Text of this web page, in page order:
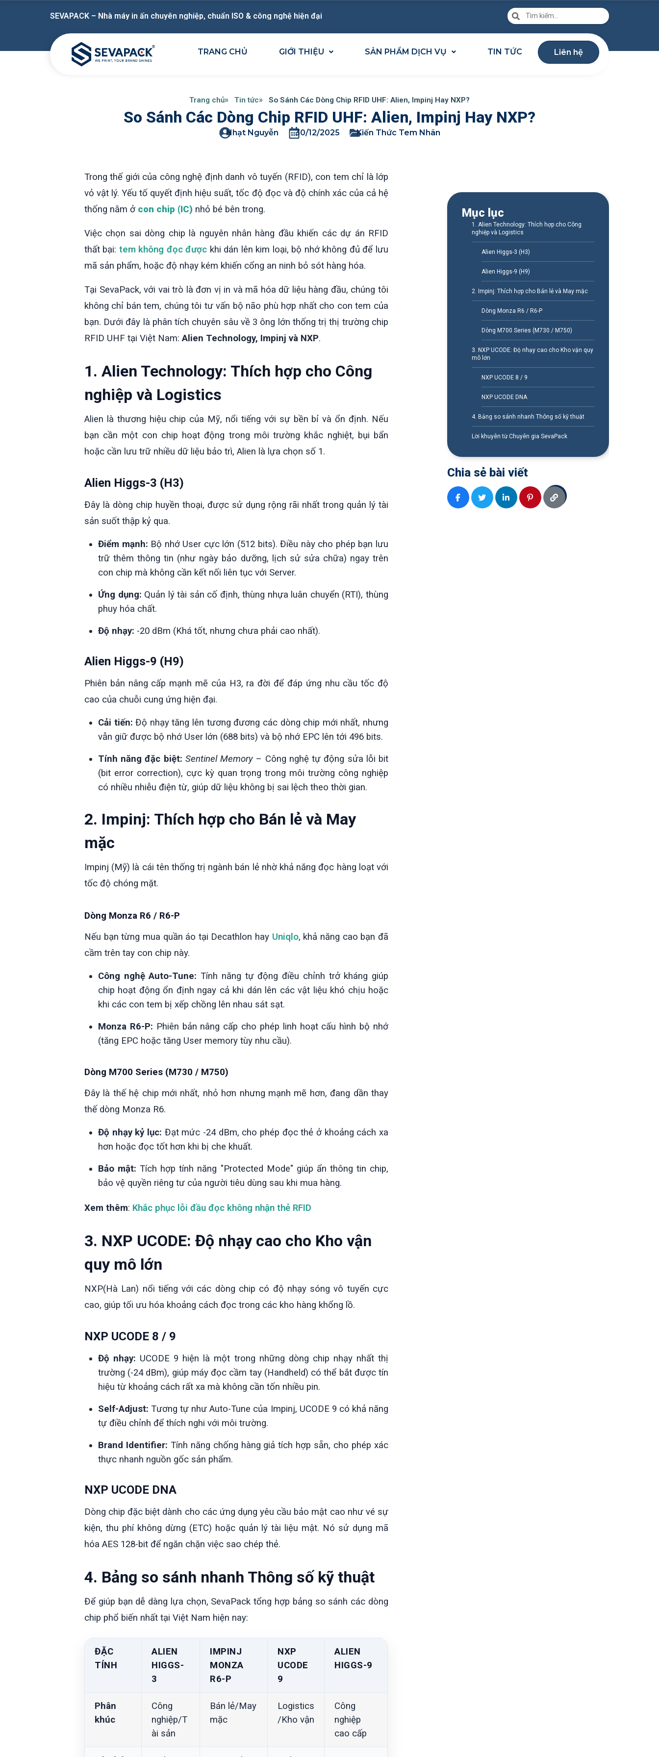
SEVAPACK – Nhà máy in ấn chuyên nghiệp, chuẩn ISO & công nghệ hiện đại
TRANG CHỦ GIỚI THIỆU SẢN PHẨM DỊCH VỤ TIN TỨC Liên hệ
Trang chủ Tin tức So Sánh Các Dòng Chip RFID UHF: Alien, Impinj Hay NXP?
So Sánh Các Dòng Chip RFID UHF: Alien, Impinj Hay NXP?
Nhạt Nguyễn 30/12/2025 Kiến Thức Tem Nhãn
Trong thế giới của công nghệ định danh vô tuyến (RFID), con tem chỉ là lớp
vỏ vật lý. Yếu tố quyết định hiệu suất, tốc độ đọc và độ chính xác của cả hệ
thống nằm ở con chip (IC) nhỏ bé bên trong.
Việc chọn sai dòng chip là nguyên nhân hàng đầu khiến các dự án RFID
thất bại: tem không đọc được khi dán lên kim loại, bộ nhớ không đủ để lưu
mã sản phẩm, hoặc độ nhạy kém khiến cổng an ninh bỏ sót hàng hóa.
Tại SevaPack, với vai trò là đơn vị in và mã hóa dữ liệu hàng đầu, chúng tôi
không chỉ bán tem, chúng tôi tư vấn bộ não phù hợp nhất cho con tem của
bạn. Dưới đây là phân tích chuyên sâu về 3 ông lớn thống trị thị trường chip
RFID UHF tại Việt Nam:Alien Technology, Impinj và NXP.
1. Alien Technology: Thích hợp cho Công
nghiệp và Logistics
Alien là thương hiệu chip của Mỹ, nổi tiếng với sự bền bỉ và ổn định. Nếu
bạn cần một con chip hoạt động trong môi trường khắc nghiệt, bụi bẩn
hoặc cần lưu trữ nhiều dữ liệu bảo trì, Alien là lựa chọn số 1.
Alien Higgs-3 (H3)
Đây là dòng chip huyền thoại, được sử dụng rộng rãi nhất trong quản lý tài
sản suốt thập kỷ qua.
Điểm mạnh: Bộ nhớ User cực lớn (512 bits). Điều này cho phép bạn lưu
trữ thêm thông tin (như ngày bảo dưỡng, lịch sử sửa chữa) ngay trên
con chip mà không cần kết nối liên tục với Server.
Ứng dụng: Quản lý tài sản cố định, thùng nhựa luân chuyển (RTI), thùng
phuy hóa chất.
Độ nhạy: -20 dBm (Khá tốt, nhưng chưa phải cao nhất).
Alien Higgs-9 (H9)
Phiên bản nâng cấp mạnh mẽ của H3, ra đời để đáp ứng nhu cầu tốc độ
cao của chuỗi cung ứng hiện đại.
Cải tiến: Độ nhạy tăng lên tương đương các dòng chip mới nhất, nhưng
vẫn giữ được bộ nhớ User lớn (688 bits) và bộ nhớ EPC lên tới 496 bits.
Tính năng đặc biệt: Sentinel Memory – Công nghệ tự động sửa lỗi bit
(bit error correction), cực kỳ quan trọng trong môi trường công nghiệp
có nhiều nhiễu điện từ, giúp dữ liệu không bị sai lệch theo thời gian.
2. Impinj: Thích hợp cho Bán lẻ và May
mặc
Impinj (Mỹ) là cái tên thống trị ngành bán lẻ nhờ khả năng đọc hàng loạt với
tốc độ chóng mặt.
Dòng Monza R6 / R6-P
Nếu bạn từng mua quần áo tại Decathlon hay Uniqlo, khả năng cao bạn đã
cầm trên tay con chip này.
Công nghệ Auto-Tune: Tính năng tự động điều chỉnh trở kháng giúp
chip hoạt động ổn định ngay cả khi dán lên các vật liệu khó chịu hoặc
khi các con tem bị xếp chồng lên nhau sát sạt.
Monza R6-P: Phiên bản nâng cấp cho phép linh hoạt cấu hình bộ nhớ
(tăng EPC hoặc tăng User memory tùy nhu cầu).
Dòng M700 Series (M730 / M750)
Đây là thế hệ chip mới nhất, nhỏ hơn nhưng mạnh mẽ hơn, đang dần thay
thế dòng Monza R6.
Độ nhạy kỷ lục: Đạt mức -24 dBm, cho phép đọc thẻ ở khoảng cách xa
hơn hoặc đọc tốt hơn khi bị che khuất.
Bảo mật: Tích hợp tính năng "Protected Mode" giúp ẩn thông tin chip,
bảo vệ quyền riêng tư của người tiêu dùng sau khi mua hàng.
Xem thêm: Khắc phục lỗi đầu đọc không nhận thẻ RFID
3. NXP UCODE: Độ nhạy cao cho Kho vận
quy mô lớn
NXP(Hà Lan) nổi tiếng với các dòng chip có độ nhạy sóng vô tuyến cực
cao, giúp tối ưu hóa khoảng cách đọc trong các kho hàng khổng lồ.
NXP UCODE 8 / 9
Độ nhạy: UCODE 9 hiện là một trong những dòng chip nhạy nhất thị
trường (-24 dBm), giúp máy đọc cầm tay (Handheld) có thể bắt được tín
hiệu từ khoảng cách rất xa mà không cần tốn nhiều pin.
Self-Adjust: Tương tự như Auto-Tune của Impinj, UCODE 9 có khả năng
tự điều chỉnh để thích nghi với môi trường.
Brand Identifier: Tính năng chống hàng giả tích hợp sẵn, cho phép xác
thực nhanh nguồn gốc sản phẩm.
NXP UCODE DNA
Dòng chip đặc biệt dành cho các ứng dụng yêu cầu bảo mật cao như vé sự
kiện, thu phí không dừng (ETC) hoặc quản lý tài liệu mật. Nó sử dụng mã
hóa AES 128-bit để ngăn chặn việc sao chép thẻ.
4. Bảng so sánh nhanh Thông số kỹ thuật
Để giúp bạn dễ dàng lựa chọn, SevaPack tổng hợp bảng so sánh các dòng
chip phổ biến nhất tại Việt Nam hiện nay:
ĐẶC
TÍNH
ALIEN
HIGGS-
3
IMPINJ
MONZA
R6-P
NXP
UCODE
9
ALIEN
HIGGS-9
Phân
khúc
Công
nghiệp/T
ài sản
Bán lẻ/May
mặc
Logistics
/Kho vận
Công
nghiệp
cao cấp
Mục lục
1. Alien Technology: Thích hợp cho Công
nghiệp và Logistics
Alien Higgs-3 (H3)
Alien Higgs-9 (H9)
2. Impinj: Thích hợp cho Bán lẻ và May mặc
Dòng Monza R6 / R6-P
Dòng M700 Series (M730 / M750)
3. NXP UCODE: Độ nhạy cao cho Kho vận quy
mô lớn
NXP UCODE 8 / 9
NXP UCODE DNA
4. Bảng so sánh nhanh Thông số kỹ thuật
Lời khuyên từ Chuyên gia SevaPack
Chia sẻ bài viết